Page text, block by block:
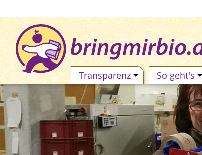
Transparenz So geht's